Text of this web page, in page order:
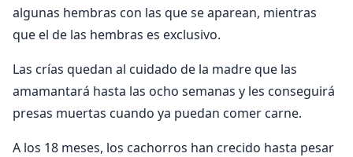
algunas hembras con las que se aparean, mientras
que el de las hembras es exclusivo.
Las crías quedan al cuidado de la madre que las
amamantará hasta las ocho semanas y les conseguirá
presas muertas cuando ya puedan comer carne.
A los 18 meses, los cachorros han crecido hasta pesar